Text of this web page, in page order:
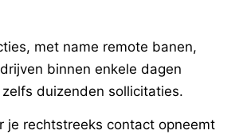
met name remote banen,
binnen enkele dagen
duizenden sollicitaties.
je rechtstreeks contact opneemt